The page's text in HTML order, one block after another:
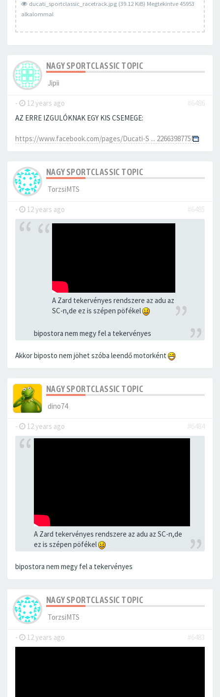
ducati_sportclassic_racetrack.jpg (39.12 KiB) Megtekintve 45953
alkalommal
NAGY SPORTCLASSIC TOPIC
Jipii
- 12 years ago
#6486
AZ ERRE IZGULÓKNAK EGY KIS CSEMEGE:
https://www.facebook.com/pages/Ducati-S ... 2266398775
NAGY SPORTCLASSIC TOPIC
TorzsiMTS
- 12 years ago #6485
A Zard tekervényes rendszere az adu az
SC-n,de ez is szépen pöfékel
bipostora nem megy fel a tekervényes
Akkor biposto nem jöhet szóba leendő motorként
NAGY SPORTCLASSIC TOPIC
dino74
- 12 years ago #6484
A Zard tekervényes rendszere az adu az SC-n,de
ez is szépen pöfékel
bipostora nem megy fel a tekervényes
NAGY SPORTCLASSIC TOPIC
TorzsiMTS
- 12 years ago #6483